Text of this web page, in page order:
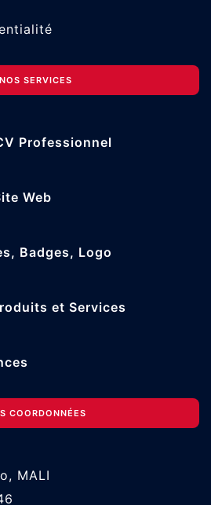
NOS SERVICES
Professionnel
Web
Badges, Logo
et Services
COORDONNÉES
MALI